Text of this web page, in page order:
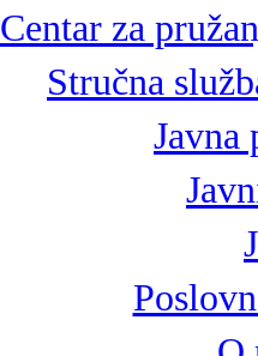
Centar za
Stručna
Javna